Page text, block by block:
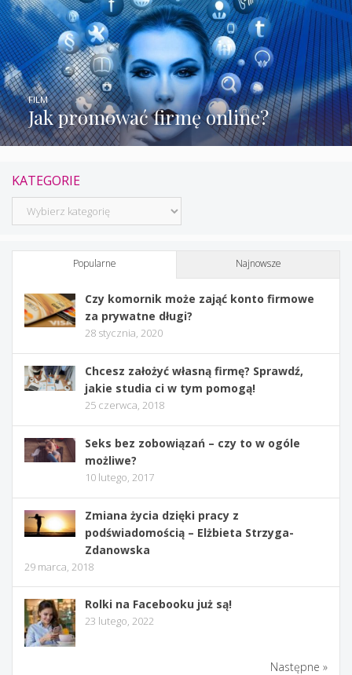
Jak promować firmę online?
FILM
KATEGORIE
Kategorie
Popularne Najnowsze
Czy komornik może zająć konto firmowe
za prywatne długi?
28 stycznia, 2020
Chcesz założyć własną firmę? Sprawdź,
jakie studia ci w tym pomogą!
25 czerwca, 2018
Seks bez zobowiązań – czy to w ogóle
możliwe?
10 lutego, 2017
Zmiana życia dzięki pracy z
podświadomością – Elżbieta Strzyga-
Zdanowska
29 marca, 2018
Rolki na Facebooku już są!
23 lutego, 2022
Następne »